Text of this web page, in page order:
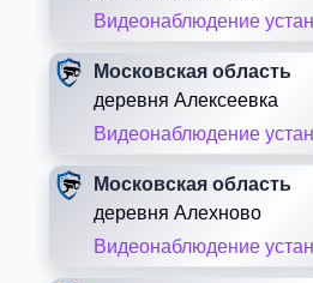
Видеонаблюдение
Московская область
деревня Алексеевка
Видеонаблюдение
Московская область
деревня Алехново
Видеонаблюдение